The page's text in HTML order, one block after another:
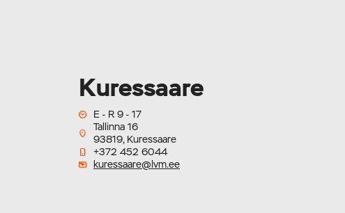
Kuressaare
E - R 9 - 17
Tallinna 16
93819, Kuressaare
+372 452 6044
kuressaare@lvm.ee